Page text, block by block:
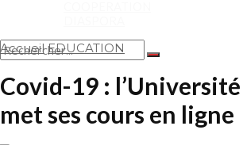
Afficher tous les résultats
Accueil EDUCATION
Covid-19 :
met ses cours en ligne